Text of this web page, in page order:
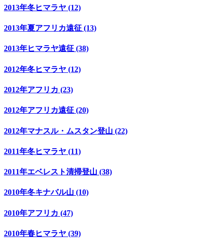
2013年冬ヒマラヤ (12)
2013年夏アフリカ遠征 (13)
2013年ヒマラヤ遠征 (38)
2012年冬ヒマラヤ (12)
2012年アフリカ (23)
2012年アフリカ遠征 (20)
2012年マナスル・ムスタン登山 (22)
2011年冬ヒマラヤ (11)
2011年エベレスト清掃登山 (38)
2010年冬キナバル山 (10)
2010年アフリカ (47)
2010年春ヒマラヤ (39)